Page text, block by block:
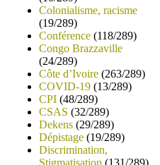
Colonialisme, racisme
(19/289)
Conférence (118/289)
Congo Brazzaville
(24/289)
Côte d’Ivoire (263/289)
COVID-19 (13/289)
CPI (48/289)
CSAS (32/289)
Dekens (29/289)
Dépistage (19/289)
Discrimination,
Stigmatisation (131/289)